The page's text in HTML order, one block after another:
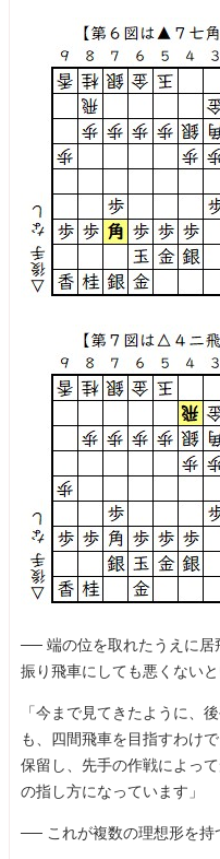
── 端の位を取れたうえに居
振り飛車にしても悪くない
「今まで見てきたように、
も、四間飛車を目指すわけ
保留し、先手の作戦によっ
の指し方になっています」
── これが複数の理想形を持